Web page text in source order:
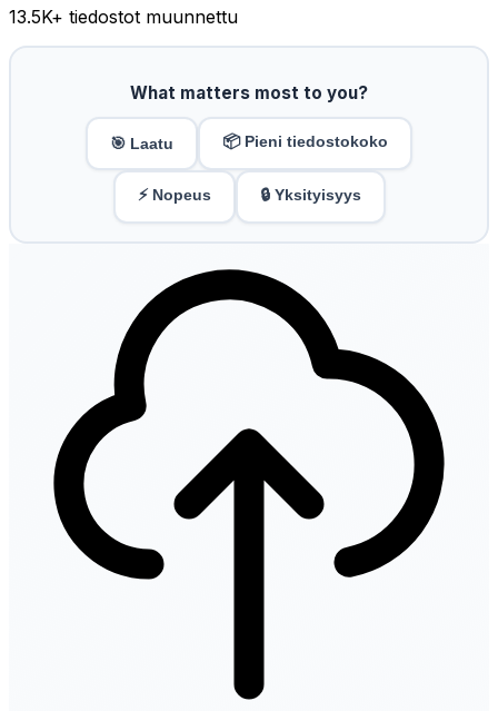
13.5K+ tiedostot muunnettu
What matters most to you?
🎯 Laatu 📦 Pieni tiedostokoko
⚡ Nopeus 🔒 Yksityisyys